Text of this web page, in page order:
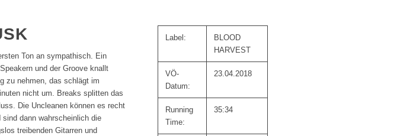
Ton an sympathisch. Ein
und der Groove knallt
zu nehmen, das schlägt im
nicht um. Breaks splitten das
Die Uncleanen können es recht
dann wahrscheinlich die
treibenden Gitarren und
Label:
BLOOD
HARVEST
VÖ-
Datum:
23.04.2018
Running
Time:
35:34